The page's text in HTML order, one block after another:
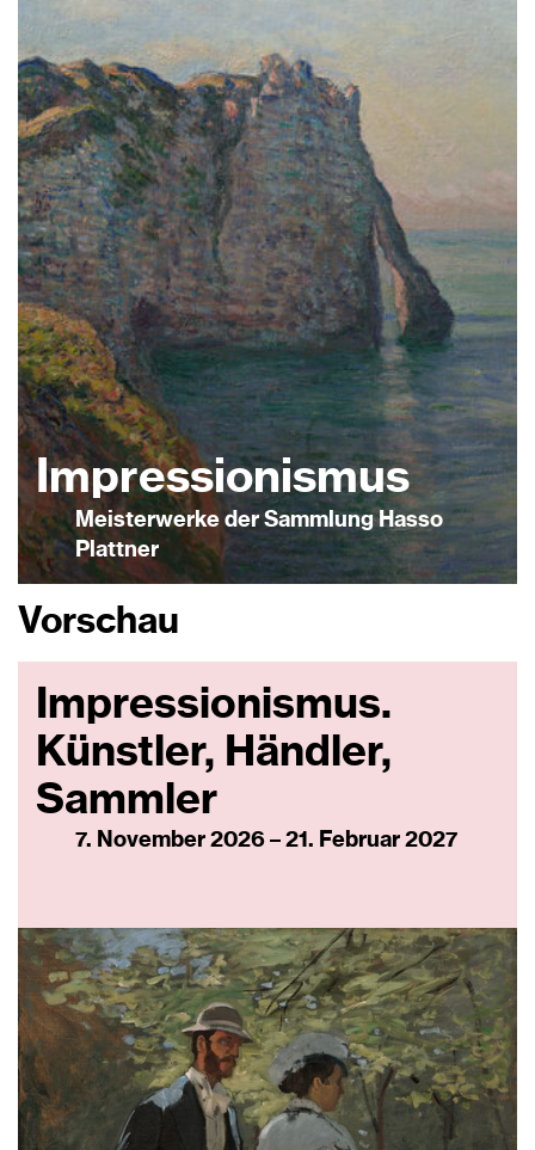
Impressio­nismus
Meisterwerke der Sammlung Hasso
Plattner
Vorschau
Impressionismus.
Künstler, Händler,
Sammler
7. November 2026 – 21. Februar 2027